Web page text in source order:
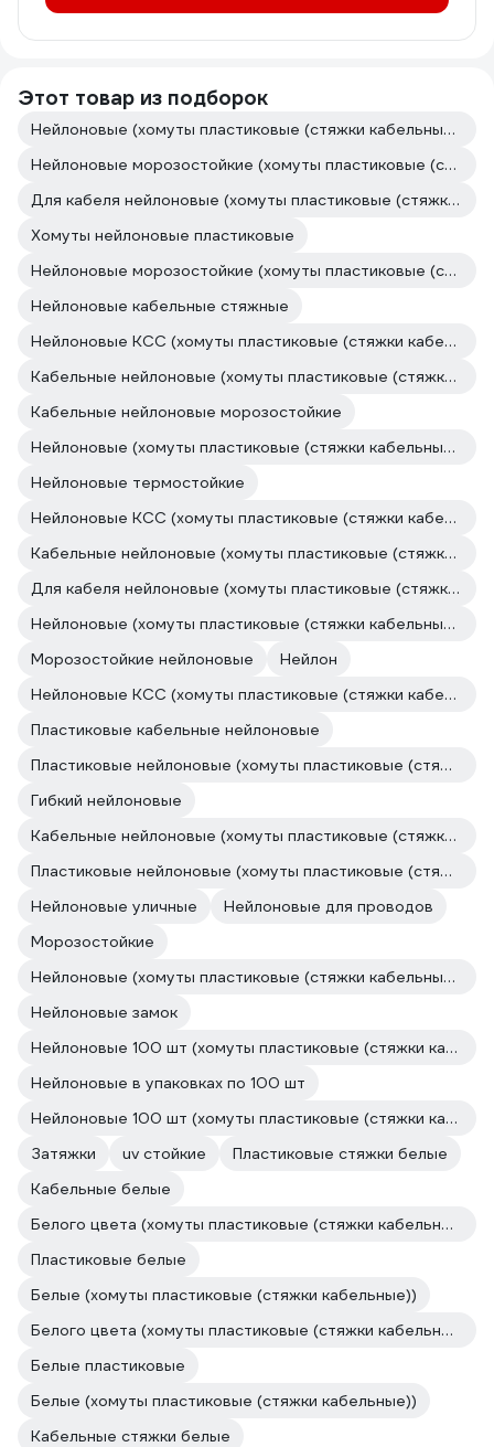
Этот товар из подборок
Нейлоновые (хомуты пластиковые (стяжки кабельные))
Нейлоновые морозостойкие (хомуты пластиковые (стяжки кабельные))
Для кабеля нейлоновые (хомуты пластиковые (стяжки кабельные))
Хомуты нейлоновые пластиковые
Нейлоновые морозостойкие (хомуты пластиковые (стяжки кабельные))
Нейлоновые кабельные стяжные
Нейлоновые КСС (хомуты пластиковые (стяжки кабельные))
Кабельные нейлоновые (хомуты пластиковые (стяжки кабельные))
Кабельные нейлоновые морозостойкие
Нейлоновые (хомуты пластиковые (стяжки кабельные))
Нейлоновые термостойкие
Нейлоновые КСС (хомуты пластиковые (стяжки кабельные))
Кабельные нейлоновые (хомуты пластиковые (стяжки кабельные))
Для кабеля нейлоновые (хомуты пластиковые (стяжки кабельные))
Нейлоновые (хомуты пластиковые (стяжки кабельные))
Морозостойкие нейлоновые
Нейлон
Нейлоновые КСС (хомуты пластиковые (стяжки кабельные))
Пластиковые кабельные нейлоновые
Пластиковые нейлоновые (хомуты пластиковые (стяжки кабельные))
Гибкий нейлоновые
Кабельные нейлоновые (хомуты пластиковые (стяжки кабельные))
Пластиковые нейлоновые (хомуты пластиковые (стяжки кабельные))
Нейлоновые уличные
Нейлоновые для проводов
Морозостойкие
Нейлоновые (хомуты пластиковые (стяжки кабельные))
Нейлоновые замок
Нейлоновые 100 шт (хомуты пластиковые (стяжки кабельные))
Нейлоновые в упаковках по 100 шт
Нейлоновые 100 шт (хомуты пластиковые (стяжки кабельные))
Затяжки
uv стойкие
Пластиковые стяжки белые
Кабельные белые
Белого цвета (хомуты пластиковые (стяжки кабельные))
Пластиковые белые
Белые (хомуты пластиковые (стяжки кабельные))
Белого цвета (хомуты пластиковые (стяжки кабельные))
Белые пластиковые
Белые (хомуты пластиковые (стяжки кабельные))
Кабельные стяжки белые